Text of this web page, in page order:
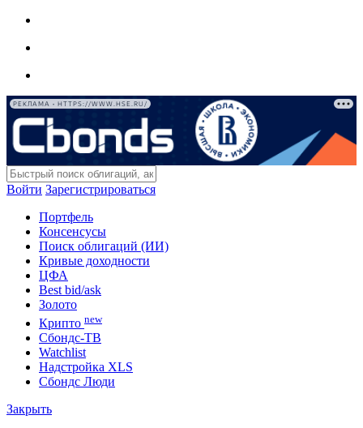
РЕКЛАМА • HTTPS://WWW.HSE.RU/
Войти Зарегистрироваться
Портфель
Консенсусы
Поиск облигаций (ИИ)
Кривые доходности
ЦФА
Best bid/ask
Золото
Крипто new
Сбондс-ТВ
Watchlist
Надстройка XLS
Сбондс Люди
Закрыть